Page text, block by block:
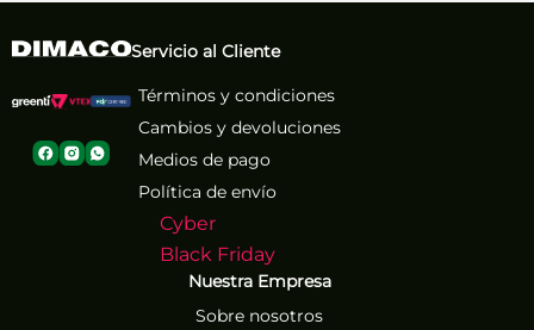
Servicio al Cliente
Términos y condiciones
Cambios y devoluciones
Medios de pago
Política de envío
Cyber
Black Friday
Nuestra Empresa
Sobre nosotros